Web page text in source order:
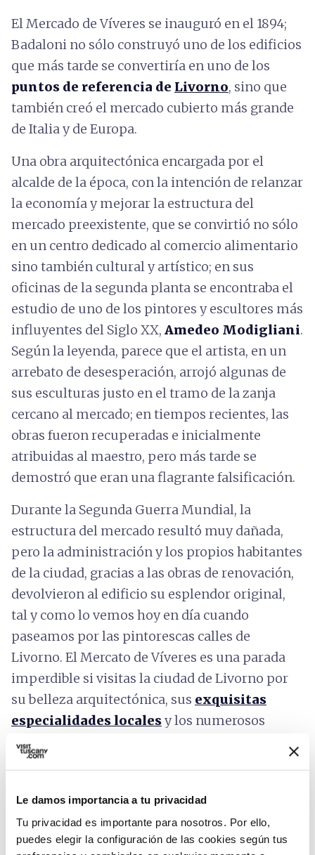
Le damos importancia a tu privacidad
Tu privacidad es importante para nosotros. Por ello,
puedes elegir la configuración de las cookies según tus
El Mercado de Víveres se inauguró en el 1894;
Badaloni no sólo construyó uno de los edificios
que más tarde se convertiría en uno de los
puntos de referencia de Livorno, sino que
también creó el mercado cubierto más grande
de Italia y de Europa.
Una obra arquitectónica encargada por el
alcalde de la época, con la intención de relanzar
la economía y mejorar la estructura del
mercado preexistente, que se convirtió no sólo
en un centro dedicado al comercio alimentario
sino también cultural y artístico; en sus
oficinas de la segunda planta se encontraba el
estudio de uno de los pintores y escultores más
influyentes del Siglo XX, Amedeo Modigliani.
Según la leyenda, parece que el artista, en un
arrebato de desesperación, arrojó algunas de
sus esculturas justo en el tramo de la zanja
cercano al mercado; en tiempos recientes, las
obras fueron recuperadas e inicialmente
atribuidas al maestro, pero más tarde se
demostró que eran una flagrante falsificación.
Durante la Segunda Guerra Mundial, la
estructura del mercado resultó muy dañada,
pero la administración y los propios habitantes
de la ciudad, gracias a las obras de renovación,
devolvieron al edificio su esplendor original,
tal y como lo vemos hoy en día cuando
paseamos por las pintorescas calles de
Livorno. El Mercato de Víveres es una parada
imperdible si visitas la ciudad de Livorno por
su belleza arquitectónica, sus exquisitas
especialidades localesy los numerosos
eventos que se organizan en él.